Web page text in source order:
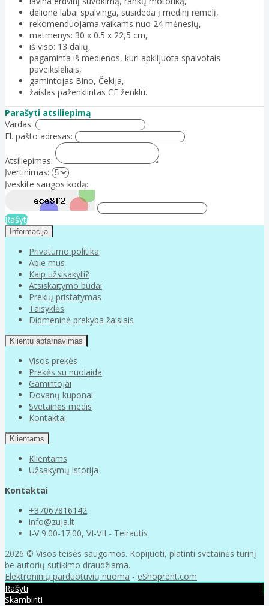
dėlionė labai spalvinga, susideda į medinį rėmelį,
rekomenduojama vaikams nuo 24 mėnesių,
matmenys: 30 x 0.5 x 22,5 cm,
iš viso: 13 dalių,
pagaminta iš medienos, kuri apklijuota spalvotais
paveikslėliais,
gamintojas Bino, Čekija,
žaislas paženklintas CE ženklu.
Parašyti atsiliepimą
Vardas:
El. pašto adresas:
Atsiliepimas:
Įvertinimas:
Įveskite saugos kodą:
Rašyti
Informacija
Privatumo politika
Apie mus
Kaip užsisakyti?
Atsiskaitymo būdai
Prekių pristatymas
Taisyklės
Didmeninė prekyba žaislais
Klientų aptarnavimas
Visos prekės
Prekės su nuolaida
Gamintojai
Dovanų kuponai
Svetainės medis
Kontaktai
Klientams
Klientams
Užsakymų istorija
Kontaktai
+37067816142
info@zuja.lt
I-V 9:00-17:00, VI-VII - Teirautis
2026 © Visos teisės saugomos. Kopijuoti, platinti svetainės turinį
be autorių sutikimo draudžiama.
Elektroninių parduotuvių nuoma - eShoprent.com
Rašyti
Skambinti